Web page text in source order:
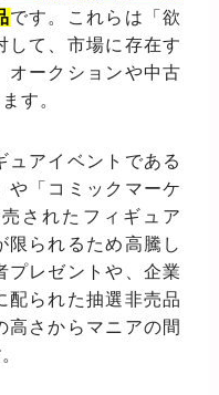
です。これらは「欲
して、市場に存在す
オークションや中古
す。
ュアイベントである
や「コミックマーケ
されたフィギュア
限られるため高騰し
プレゼントや、企業
配られた抽選非売品
高さからマニアの間